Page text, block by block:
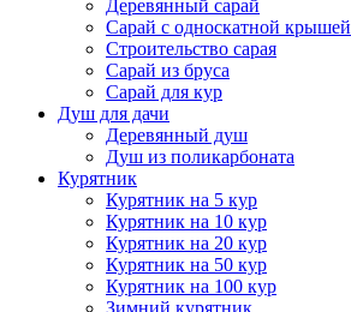
Деревянный сарай
Cарай с односкатной крышей
Строительство сарая
Сарай из бруса
Сарай для кур
Душ для дачи
Деревянный душ
Душ из поликарбоната
Курятник
Курятник на 5 кур
Курятник на 10 кур
Курятник на 20 кур
Курятник на 50 кур
Курятник на 100 кур
Зимний курятник